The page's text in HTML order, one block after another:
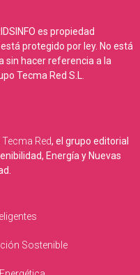
es propiedad
protegido por ley. No está
sin hacer referencia a la
Tecma Red S.L.
Red, el grupo editorial
Energía y Nuevas
Sostenible